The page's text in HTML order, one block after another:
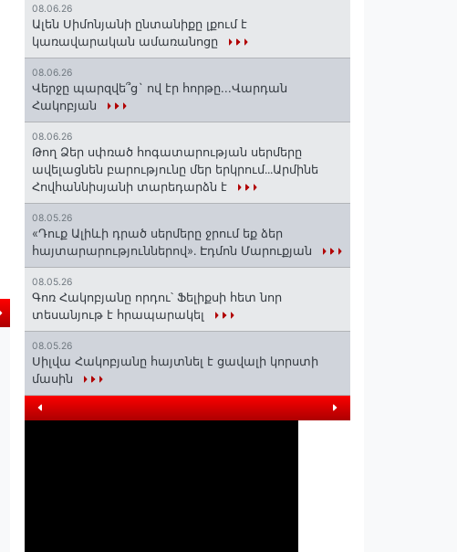
08.06.26
Ալեն Սիմոնյանի ընտանիքը լքում է
կառավարական ամառանոցը
08.06.26
Վերջը պարզվե՞ց` ով էր հորթը...Վարդան
Հակոբյան
08.06.26
Թող Ձեր սփռած հոգատարության սերմերը
ավելացնեն բարությունը մեր երկրում․․․Արմինե
Հովհաննիսյանի տարեդարձն է
08.05.26
«Դուք Ալիևի դրած սերմերը ջրում եք ձեր
հայտարարություններով»․ Էդմոն Մարուքյան
08.05.26
Գոռ Հակոբյանը որդու՝ Ֆելիքսի հետ նոր
տեսանյութ է հրապարակել
08.05.26
Սիլվա Հակոբյանը հայտնել է ցավալի կորստի
մասին